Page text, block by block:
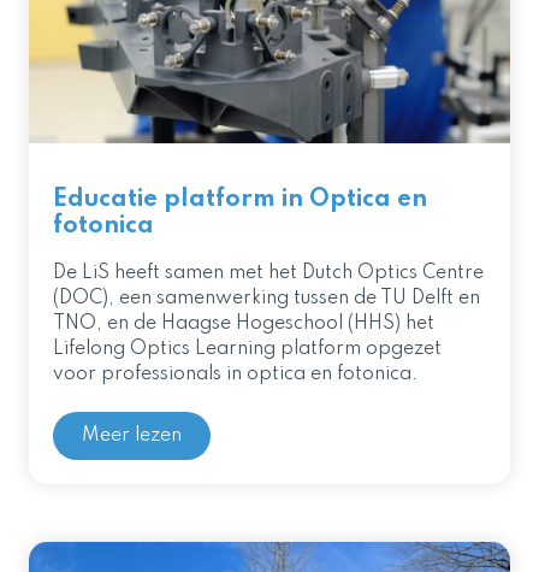
Educatie platform in Optica en
fotonica
De LiS heeft samen met het Dutch Optics Centre
(DOC), een samenwerking tussen de TU Delft en
TNO, en de Haagse Hogeschool (HHS) het
Lifelong Optics Learning platform opgezet
voor professionals in optica en fotonica.
Meer lezen